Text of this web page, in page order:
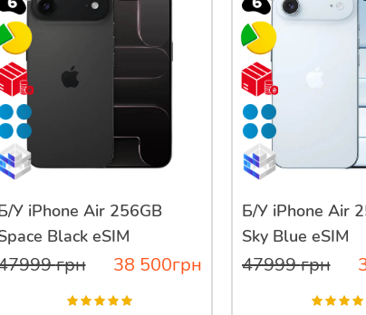
У iPhone Air 256GB
Black eSIM
грн 38 500грн
Б/У iPhone Air
Sky Blue eSIM
47999грн